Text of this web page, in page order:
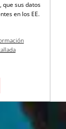
que sus datos
en los EE.